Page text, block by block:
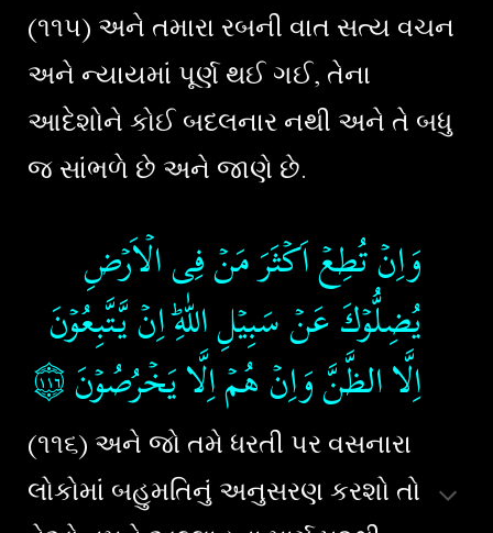
(૧૧૫) અને તમારા રબની વાત સત્ય વચન
અને ન્યાયમાં પૂર્ણ થઈ ગઈ, તેના
આદેશોને કોઈ બદલનાર નથી અને તે બધુ
જ સાંભળે છે અને જાણે છે.
وَاِنۡ تُطِعۡ اَكۡثَرَ مَنۡ فِى الۡاَرۡضِ
يُضِلُّوۡكَ عَنۡ سَبِيۡلِ اللّٰهِ​ؕ اِنۡ يَّتَّبِعُوۡنَ
اِلَّا الظَّنَّ وَاِنۡ هُمۡ اِلَّا يَخۡرُصُوۡنَ‏‏‏‏۝١١٦
(૧૧૬) અને જો તમે ધરતી પર વસનારા
લોકોમાં બહુમતિનું અનુસરણ કરશો તો